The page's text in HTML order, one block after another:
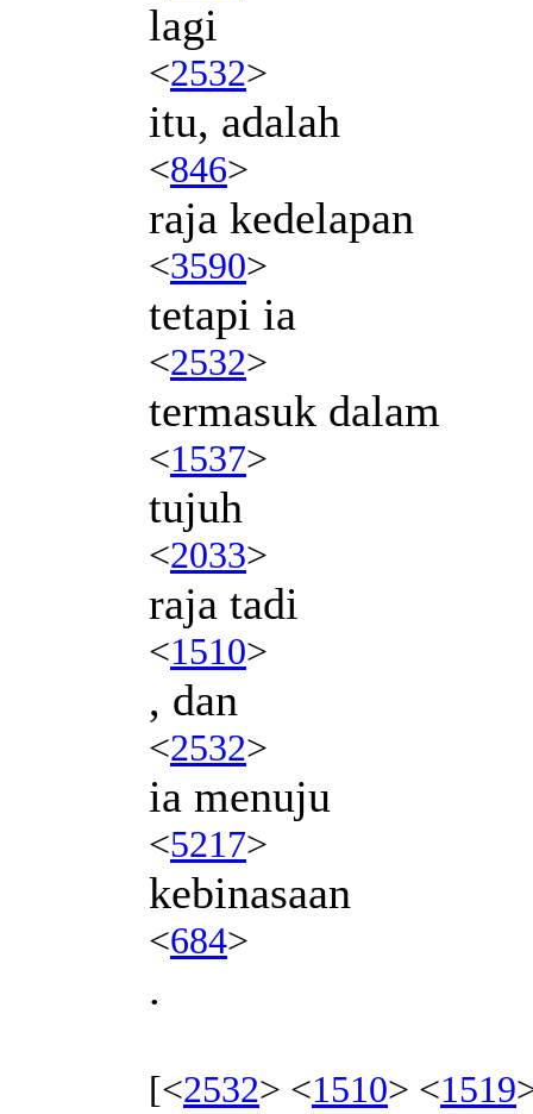
lagi
<2532>
itu, adalah
<846>
raja kedelapan
<3590>
tetapi ia
<2532>
termasuk dalam
<1537>
tujuh
<2033>
raja tadi
<1510>
, dan
<2532>
ia menuju
<5217>
kebinasaan
<684>
.
[<2532> <1510> <1519